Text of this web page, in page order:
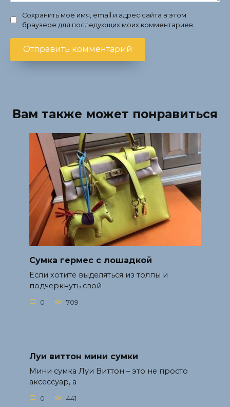
Сохранить моё имя, email и адрес сайта в этом
браузере для последующих моих комментариев.
Вам также может понравиться
Сумка гермес с лошадкой
Если хотите выделяться из толпы и
подчеркнуть свой
0 709
Луи виттон мини сумки
Мини сумка Луи Виттон – это не просто
аксессуар, а
0 441